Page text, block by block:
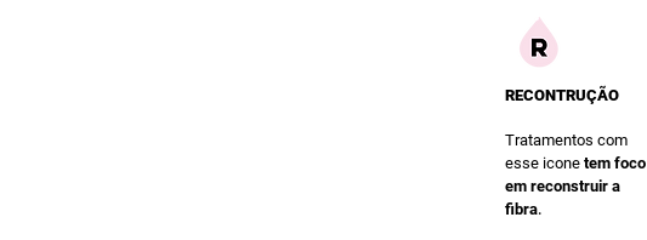
RECONTRUÇÃO
Tratamentos com
esse icone tem foco
em reconstruir a
fibra.